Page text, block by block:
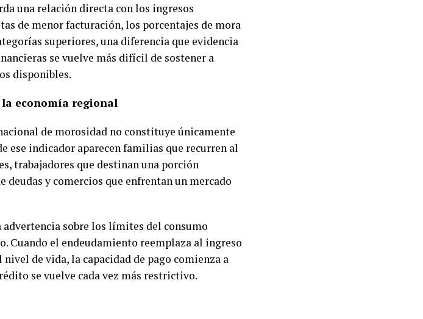
una relación directa con los ingresos
de menor facturación, los porcentajes de mora
superiores, una diferencia que evidencia
se vuelve más difícil de sostener a
disponibles.
economía regional
de morosidad no constituye únicamente
ese indicador aparecen familias que recurren al
trabajadores que destinan una porción
deudas y comercios que enfrentan un mercado
sobre los límites del consumo
Cuando el endeudamiento reemplaza al ingreso
de vida, la capacidad de pago comienza a
se vuelve cada vez más restrictivo.